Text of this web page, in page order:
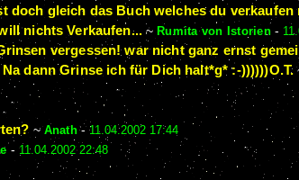
doch gleich das Buch welches du verkaufen
nichts Verkaufen... ~ Rumita von Istorien -
vergessen! war nicht ganz ernst
Na dann Grinse ich für Dich halt*g* :-))))))O.T.
~Anath- 11.04.2002 17:44
- 11.04.2002 22:48